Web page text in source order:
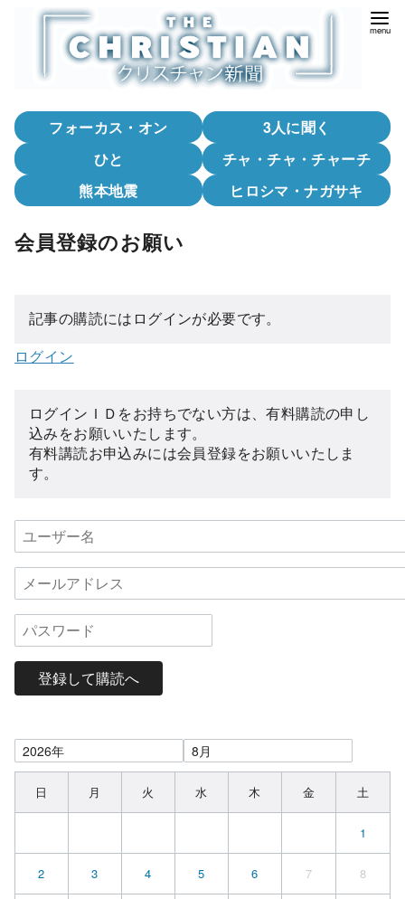
フォーカス・オン
3人に聞く
ひと
チャ・チャ・チャーチ
熊本地震
ヒロシマ・ナガサキ
会員登録のお願い
記事の購読にはログインが必要です。
ログイン
ログインＩＤをお持ちでない方は、有料購読の申し
込みをお願いいたします。
有料講読お申込みには会員登録をお願いいたしま
す。
登録して購読へ
日 月 火 水 木 金 土
1
2 3 4 5 6 7 8